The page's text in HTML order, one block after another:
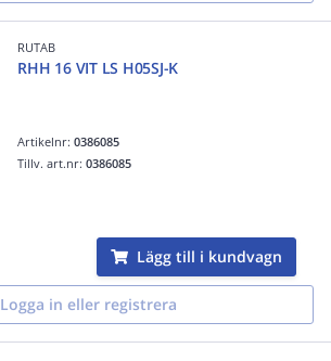
RUTAB
RHH 16 VIT LS H05SJ-K
Artikelnr:0386085
Tillv. art.nr:0386085
Lägg till i kundvagn
Logga in eller registrera